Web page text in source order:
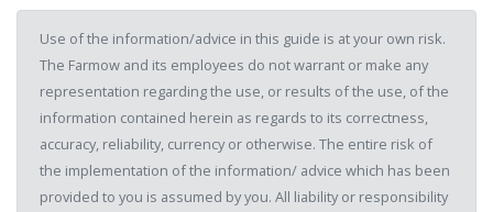
Use of the information/advice in this guide is at your own risk.
The Farmow and its employees do not warrant or make any
representation regarding the use, or results of the use, of the
information contained herein as regards to its correctness,
accuracy, reliability, currency or otherwise. The entire risk of
the implementation of the information/ advice which has been
provided to you is assumed by you. All liability or responsibility